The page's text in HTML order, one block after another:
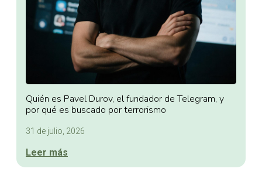
Quién es Pavel Durov, el fundador de Telegram, y
por qué es buscado por terrorismo
31 de julio, 2026
Leer más